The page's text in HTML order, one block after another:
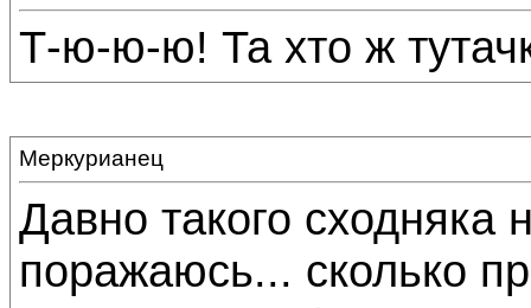
Т-ю-ю-ю! Та хто ж
Меркурианец
Давно такого
поражаюсь... сколько